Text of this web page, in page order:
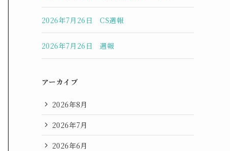
2026年7月26日 CS週報
2026年7月26日 週報
アーカイブ
2026年8月
2026年7月
2026年6月